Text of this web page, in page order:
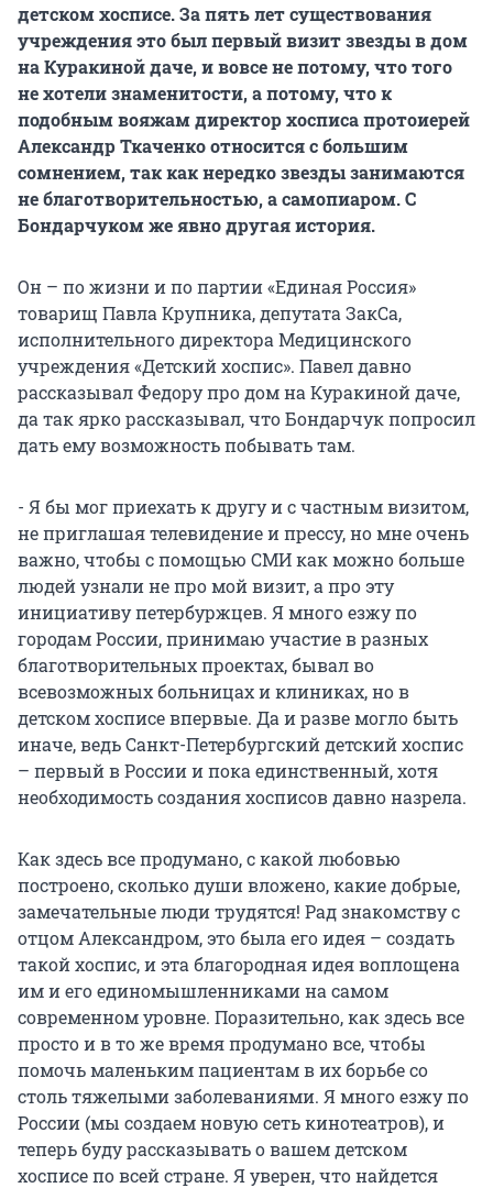
детском хосписе. За пять лет существования
учреждения это был первый визит звезды в дом
на Куракиной даче, и вовсе не потому, что того
не хотели знаменитости, а потому, что к
подобным вояжам директор хосписа протоиерей
Александр Ткаченко относится с большим
сомнением, так как нередко звезды занимаются
не благотворительностью, а самопиаром. С
Бондарчуком же явно другая история.
Он – по жизни и по партии «Единая Россия»
товарищ Павла Крупника, депутата ЗакСа,
исполнительного директора Медицинского
учреждения «Детский хоспис». Павел давно
рассказывал Федору про дом на Куракиной даче,
да так ярко рассказывал, что Бондарчук попросил
дать ему возможность побывать там.
- Я бы мог приехать к другу и с частным визитом,
не приглашая телевидение и прессу, но мне очень
важно, чтобы с помощью СМИ как можно больше
людей узнали не про мой визит, а про эту
инициативу петербуржцев. Я много езжу по
городам России, принимаю участие в разных
благотворительных проектах, бывал во
всевозможных больницах и клиниках, но в
детском хосписе впервые. Да и разве могло быть
иначе, ведь Санкт-Петербургский детский хоспис
– первый в России и пока единственный, хотя
необходимость создания хосписов давно назрела.
Как здесь все продумано, с какой любовью
построено, сколько души вложено, какие добрые,
замечательные люди трудятся! Рад знакомству с
отцом Александром, это была его идея – создать
такой хоспис, и эта благородная идея воплощена
им и его единомышленниками на самом
современном уровне. Поразительно, как здесь все
просто и в то же время продумано все, чтобы
помочь маленьким пациентам в их борьбе со
столь тяжелыми заболеваниями. Я много езжу по
России (мы создаем новую сеть кинотеатров), и
теперь буду рассказывать о вашем детском
хосписе по всей стране. Я уверен, что найдется